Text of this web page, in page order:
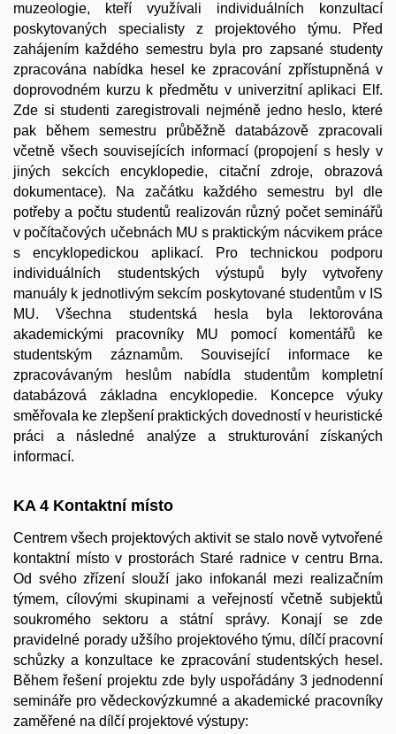
muzeologie, kteří využívali individuálních konzultací
poskytovaných specialisty z projektového týmu. Před
zahájením každého semestru byla pro zapsané studenty
zpracována nabídka hesel ke zpracování zpřístupněná v
doprovodném kurzu k předmětu v univerzitní aplikaci Elf.
Zde si studenti zaregistrovali nejméně jedno heslo, které
pak během semestru průběžně databázově zpracovali
včetně všech souvisejících informací (propojení s hesly v
jiných sekcích encyklopedie, citační zdroje, obrazová
dokumentace). Na začátku každého semestru byl dle
potřeby a počtu studentů realizován různý počet seminářů
v počítačových učebnách MU s praktickým nácvikem práce
s encyklopedickou aplikací. Pro technickou podporu
individuálních studentských výstupů byly vytvořeny
manuály k jednotlivým sekcím poskytované studentům v IS
MU. Všechna studentská hesla byla lektorována
akademickými pracovníky MU pomocí komentářů ke
studentským záznamům. Související informace ke
zpracovávaným heslům nabídla studentům kompletní
databázová základna encyklopedie. Koncepce výuky
směřovala ke zlepšení praktických dovedností v heuristické
práci a následné analýze a strukturování získaných
informací.
KA 4 Kontaktní místo
Centrem všech projektových aktivit se stalo nově vytvořené
kontaktní místo v prostorách Staré radnice v centru Brna.
Od svého zřízení slouží jako infokanál mezi realizačním
týmem, cílovými skupinami a veřejností včetně subjektů
soukromého sektoru a státní správy. Konají se zde
pravidelné porady užšího projektového týmu, dílčí pracovní
schůzky a konzultace ke zpracování studentských hesel.
Během řešení projektu zde byly uspořádány 3 jednodenní
semináře pro vědeckovýzkumné a akademické pracovníky
zaměřené na dílčí projektové výstupy: